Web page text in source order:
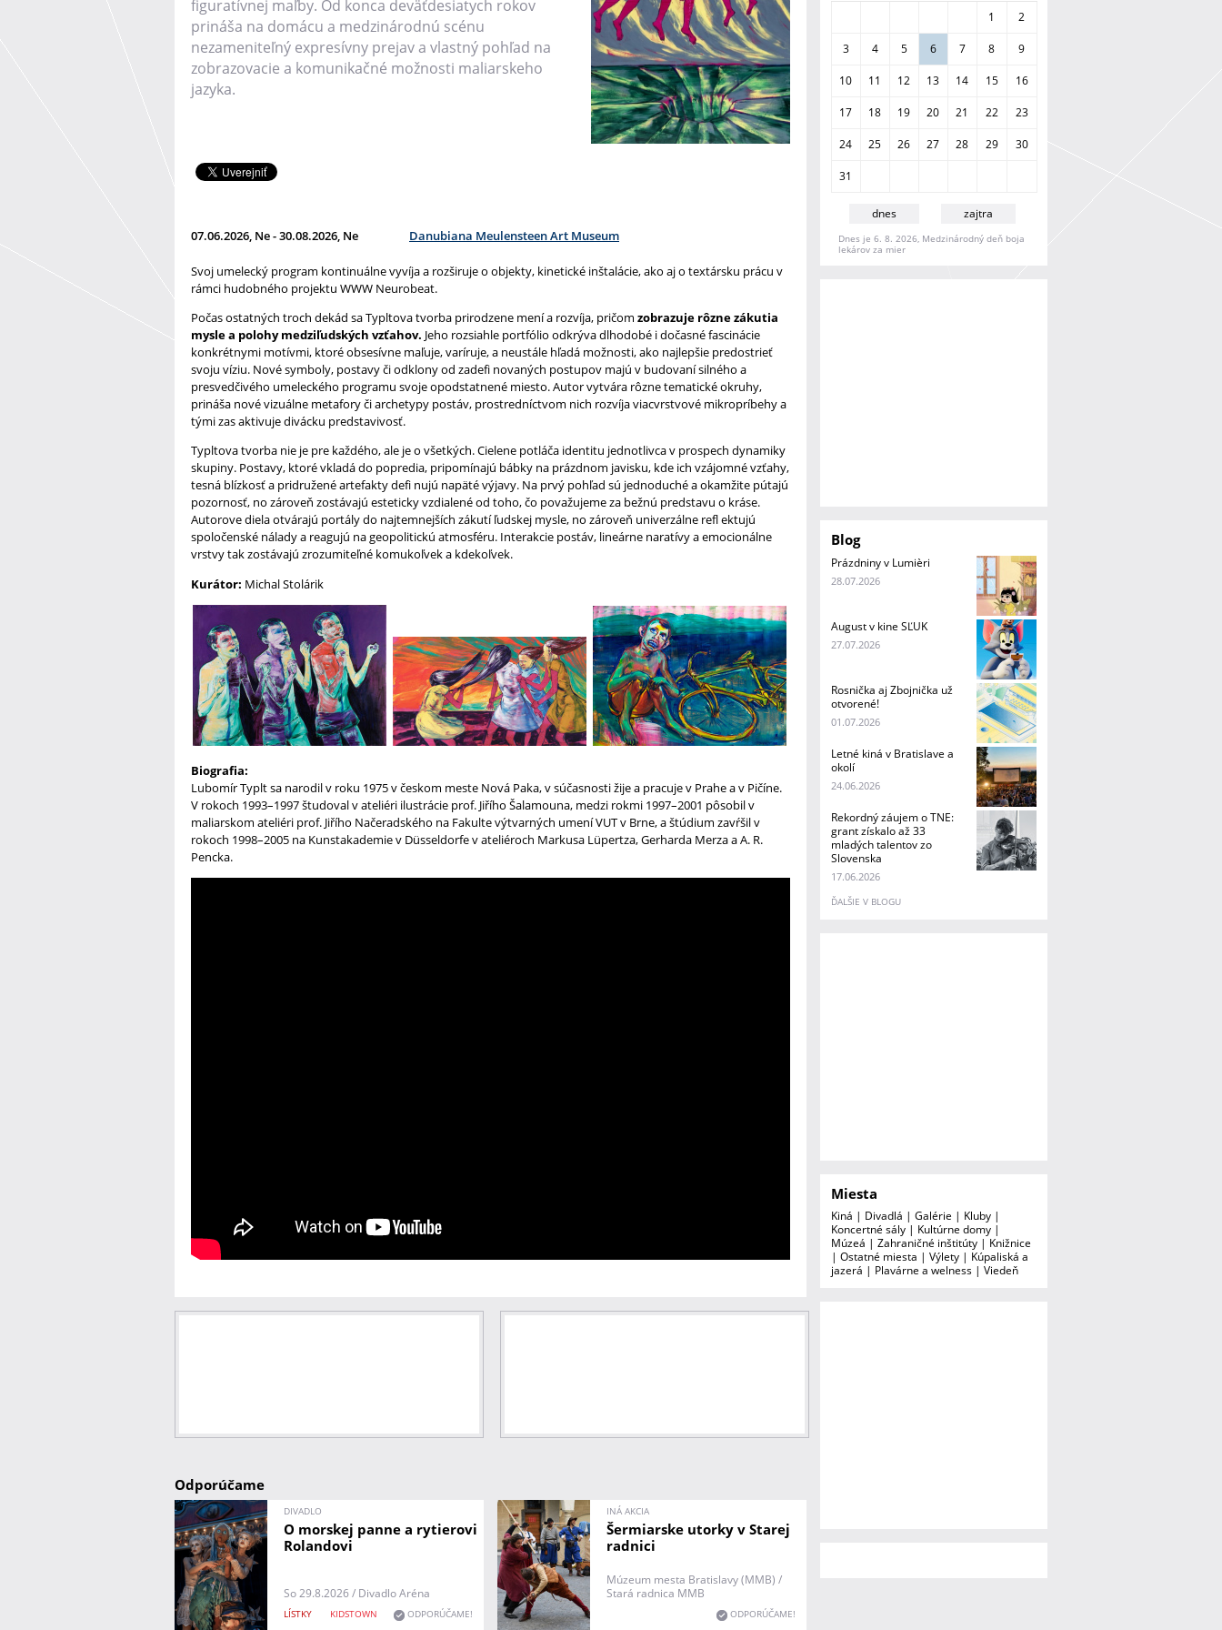
figuratívnej maľby. Od konca deväťdesiatych rokov
prináša na domácu a medzinárodnú scénu
nezameniteľný expresívny prejav a vlastný pohľad na
zobrazovacie a komunikačné možnosti maliarskeho
jazyka.
07.06.2026, Ne - 30.08.2026, Ne Danubiana Meulensteen Art Museum
Svoj umelecký program kontinuálne vyvíja a rozširuje o objekty, kinetické inštalácie, ako aj o textársku prácu v
rámci hudobného projektu WWW Neurobeat.
Počas ostatných troch dekád sa Typltova tvorba prirodzene mení a rozvíja, pričom zobrazuje rôzne zákutia
mysle a polohy medziľudských vzťahov. Jeho rozsiahle portfólio odkrýva dlhodobé i dočasné fascinácie
konkrétnymi motívmi, ktoré obsesívne maľuje, varíruje, a neustále hľadá možnosti, ako najlepšie predostrieť
svoju víziu. Nové symboly, postavy či odklony od zadefi novaných postupov majú v budovaní silného a
presvedčivého umeleckého programu svoje opodstatnené miesto. Autor vytvára rôzne tematické okruhy,
prináša nové vizuálne metafory či archetypy postáv, prostredníctvom nich rozvíja viacvrstvové mikropríbehy a
tými zas aktivuje divácku predstavivosť.
Typltova tvorba nie je pre každého, ale je o všetkých. Cielene potláča identitu jednotlivca v prospech dynamiky
skupiny. Postavy, ktoré vkladá do popredia, pripomínajú bábky na prázdnom javisku, kde ich vzájomné vzťahy,
tesná blízkosť a pridružené artefakty defi nujú napäté výjavy. Na prvý pohľad sú jednoduché a okamžite pútajú
pozornosť, no zároveň zostávajú esteticky vzdialené od toho, čo považujeme za bežnú predstavu o kráse.
Autorove diela otvárajú portály do najtemnejších zákutí ľudskej mysle, no zároveň univerzálne refl ektujú
spoločenské nálady a reagujú na geopolitickú atmosféru. Interakcie postáv, lineárne naratívy a emocionálne
vrstvy tak zostávajú zrozumiteľné komukoľvek a kdekoľvek.
Kurátor: Michal Stolárik
Biografia:
Lubomír Typlt sa narodil v roku 1975 v českom meste Nová Paka, v súčasnosti žije a pracuje v Prahe a v Pičíne.
V rokoch 1993–1997 študoval v ateliéri ilustrácie prof. Jiřího Šalamouna, medzi rokmi 1997–2001 pôsobil v
maliarskom ateliéri prof. Jiřího Načeradského na Fakulte výtvarných umení VUT v Brne, a štúdium zavŕšil v
rokoch 1998–2005 na Kunstakademie v Düsseldorfe v ateliéroch Markusa Lüpertza, Gerharda Merza a A. R.
Pencka.
Odporúčame
DIVADLO
O morskej panne a rytierovi
Rolandovi
LÍSTKY
So 29.8.2026 / Divadlo Aréna
KIDSTOWN ODPORÚČAME!
INÁ AKCIA
Šermiarske utorky v Starej
radnici
Múzeum mesta Bratislavy (MMB) /
Stará radnica MMB
ODPORÚČAME!
1 2
3 4 5 6 7 8 9
10 11 12 13 14 15 16
17 18 19 20 21 22 23
24 25 26 27 28 29 30
31
dnes zajtra
Dnes je 6. 8. 2026, Medzinárodný deň boja
lekárov za mier
Blog
Prázdniny v Lumièri
28.07.2026
August v kine SĽUK
27.07.2026
Rosnička aj Zbojnička už
otvorené!
01.07.2026
Letné kiná v Bratislave a
okolí
24.06.2026
Rekordný záujem o TNE:
grant získalo až 33
mladých talentov zo
Slovenska
17.06.2026
ĎALŠIE V BLOGU
Miesta
Kiná | Divadlá | Galérie | Kluby |
Koncertné sály | Kultúrne domy |
Múzeá | Zahraničné inštitúty | Knižnice
| Ostatné miesta | Výlety | Kúpaliská a
jazerá | Plavárne a welness | Viedeň